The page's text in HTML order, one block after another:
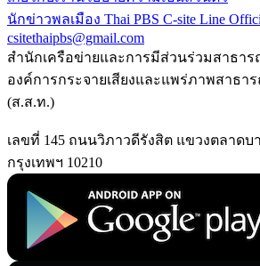
นักข่าวพลเมือง Thai PBS C-site Line
csitethaipbs@gmail.com
สำนักเครือข่ายและการมีส่วนร่วมสาธาร
องค์การกระจายเสียงและแพร่ภาพสาธา
(ส.ส.ท.)
เลขที่ 145 ถนนวิภาวดีรังสิต แขวงตลาดบ
กรุงเทพฯ 10210